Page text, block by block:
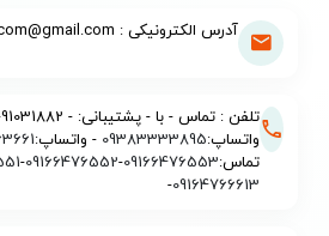
آدرس الکترونیکی : alvanmarket.com@gmail.com
واتساپ:09383333895 - واتساپ:
تماس:09166476553
-
09166476552
-
09164766613
-